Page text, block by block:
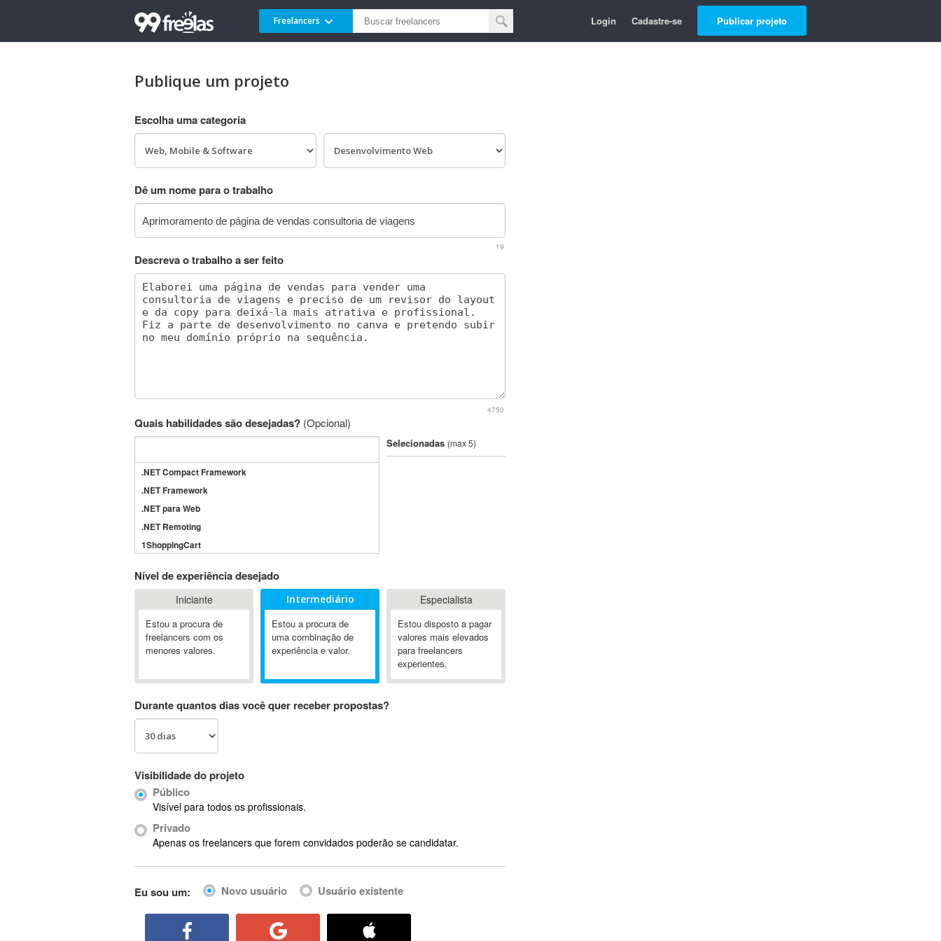
Freelancers Login Cadastre-se Publicar projeto
Publique um projeto
Escolha uma categoria
Dê um nome para o trabalho
19
Descreva o trabalho a ser feito
4750
Quais habilidades são desejadas? (Opcional)
.NET Compact Framework
.NET Framework
.NET para Web
.NET Remoting
1ShoppingCart
3GSM
4D Dimension
802.11
A&P
A-GPS
Ab Initio
ABIS
AbleCommerce
Ableton Live
Abstract Window Toolkit (AWT)
Selecionadas (max 5)
Nível de experiência desejado
Iniciante
Estou a procura de
freelancers com os
menores valores.
Intermediário
Estou a procura de
uma combinação de
experiência e valor.
Especialista
Estou disposto a pagar
valores mais elevados
para freelancers
experientes.
Durante quantos dias você quer receber propostas?
Visibilidade do projeto
Público
Visível para todos os profissionais.
Privado
Apenas os freelancers que forem convidados poderão se candidatar.
Eu sou um: Novo usuário Usuário existente